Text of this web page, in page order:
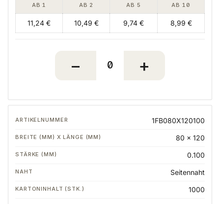
AB 1 AB 2 AB 5 AB 10
11,24 € 10,49 € 9,74 € 8,99 €
1FB080X120100
80 x 120
0.100
Seitennaht
1000